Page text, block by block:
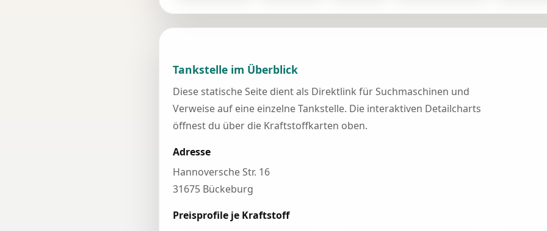
Tankstelle im Überblick
Diese statische Seite dient als Direktlink für Suchmaschinen und
Verweise auf eine einzelne Tankstelle. Die interaktiven Detailcharts
öffnest du über die Kraftstoffkarten oben.
Adresse
Hannoversche Str. 16
31675 Bückeburg
Preisprofile je Kraftstoff